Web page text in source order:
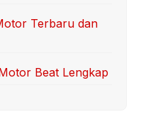
Terbaru dan
Beat Lengkap